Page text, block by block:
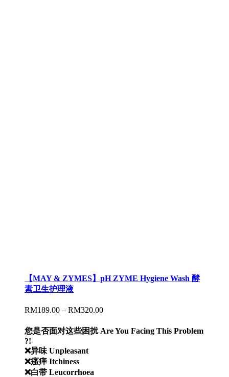
【MAY & ZYMES】pH ZYME Hygiene Wash 酵
素卫生护理液
RM189.00 – RM320.00
您是否面对这些困扰 Are You Facing This Problem
?!
❌异味 Unpleasant
❌瘙痒 Itchiness
❌白带 Leucorrhoea